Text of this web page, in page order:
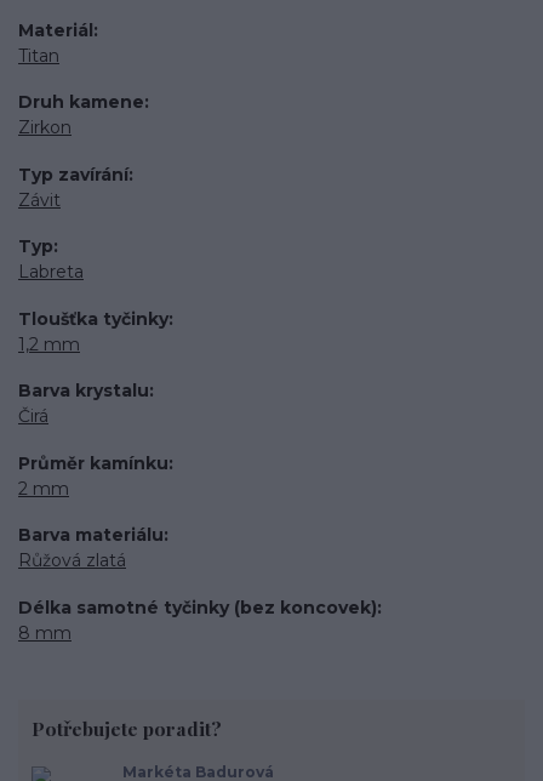
Materiál
Titan
Druh kamene
Zirkon
Typ zavírání
Závit
Typ
Labreta
Tloušťka tyčinky
1,2 mm
Barva krystalu
Čirá
Průměr kamínku
2 mm
Barva materiálu
Růžová zlatá
Délka samotné tyčinky (bez koncovek)
8 mm
Potřebujete poradit?
Markéta Badurová